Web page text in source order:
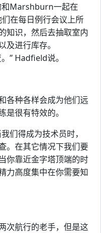
和Marshburn一起在
在每日例行会议上所
知识，然后去抽取室内
及进行库存。
” Hadfield说。
各种各样会成为他们远
是很有特效的。
们得成为技术员时，
。在其它情况下我们要
你靠近金字塔顶端的时
力高度集中在你需要知
次航行的老手，但是这